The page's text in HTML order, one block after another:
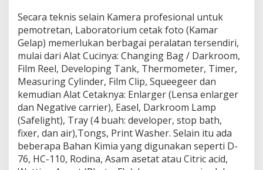
Secara teknis selain Kamera profesional untuk
pemotretan, Laboratorium cetak foto (Kamar
Gelap) memerlukan berbagai peralatan tersendiri,
mulai dari Alat Cucinya: Changing Bag / Darkroom,
Film Reel, Developing Tank, Thermometer, Timer,
Measuring Cylinder, Film Clip, Squeegeer dan
kemudian Alat Cetaknya: Enlarger (Lensa enlarger
dan Negative carrier), Easel, Darkroom Lamp
(Safelight), Tray (4 buah: developer, stop bath,
fixer, dan air),Tongs, Print Washer. Selain itu ada
beberapa Bahan Kimia yang digunakan seperti D-
76, HC-110, Rodina, Asam asetat atau Citric acid,